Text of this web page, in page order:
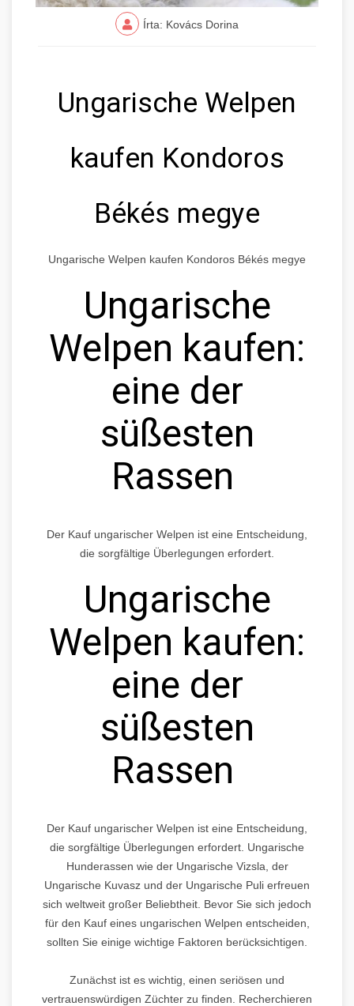
Írta: Kovács Dorina
Ungarische Welpen
kaufen Kondoros
Békés megye
Ungarische Welpen kaufen Kondoros Békés megye
Ungarische
Welpen kaufen:
eine der
süßesten
Rassen
Der Kauf ungarischer Welpen ist eine Entscheidung,
die sorgfältige Überlegungen erfordert.
Ungarische
Welpen kaufen:
eine der
süßesten
Rassen
Der Kauf ungarischer Welpen ist eine Entscheidung,
die sorgfältige Überlegungen erfordert. Ungarische
Hunderassen wie der Ungarische Vizsla, der
Ungarische Kuvasz und der Ungarische Puli erfreuen
sich weltweit großer Beliebtheit. Bevor Sie sich jedoch
für den Kauf eines ungarischen Welpen entscheiden,
sollten Sie einige wichtige Faktoren berücksichtigen.
Zunächst ist es wichtig, einen seriösen und
vertrauenswürdigen Züchter zu finden. Recherchieren